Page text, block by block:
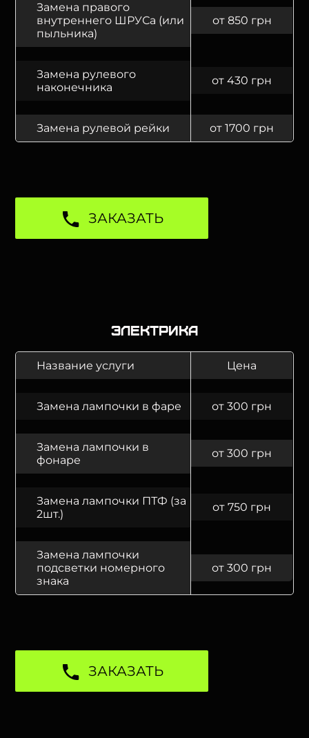
Замена правого
внутреннего ШРУСа (или
пыльника)
от 850 грн
Замена рулевого
наконечника
от 430 грн
Замена рулевой рейки от 1700 грн
ЗАКАЗАТЬ
Электрика
Название услуги Цена
Замена лампочки в фаре от 300 грн
Замена лампочки в
фонаре
от 300 грн
Замена лампочки ПТФ (за
2шт.)
от 750 грн
Замена лампочки
подсветки номерного
знака
от 300 грн
ЗАКАЗАТЬ